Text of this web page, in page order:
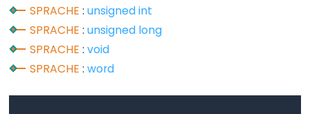
Stream.findUntil()
Stream.flush()
Stream.getTimeout()
Stream.parseFloat()
Stream.parseInt()
SPRACHE :unsigned int
SPRACHE :unsigned long
SPRACHE :void
SPRACHE :word